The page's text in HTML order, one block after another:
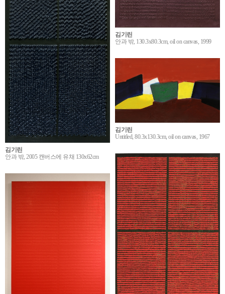
김기린
안과 밖, 130.3x80.3cm, oil on canvas, 1999
김기린
안과 밖, 2005 캔버스에 유채 130x62cm
김기린
Untitled, 80.3x130.3cm, oil on canvas, 1967